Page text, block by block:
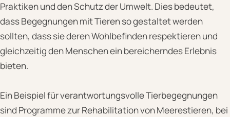
Praktiken und den Schutz der Umwelt. Dies bedeutet,
dass Begegnungen mit Tieren so gestaltet werden
sollten, dass sie deren Wohlbefinden respektieren und
gleichzeitig den Menschen ein bereicherndes Erlebnis
bieten.
Ein Beispiel für verantwortungsvolle Tierbegegnungen
sind Programme zur Rehabilitation von Meerestieren, bei